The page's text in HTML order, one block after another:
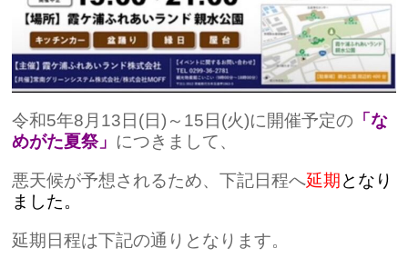
令和5年8月13日(日)～15日(火)に開催予定の 「な
めがた夏祭」 につきまして、
悪天候が予想されるため、下記日程へ延期となり
ました。
延期日程は下記の通りとなります。